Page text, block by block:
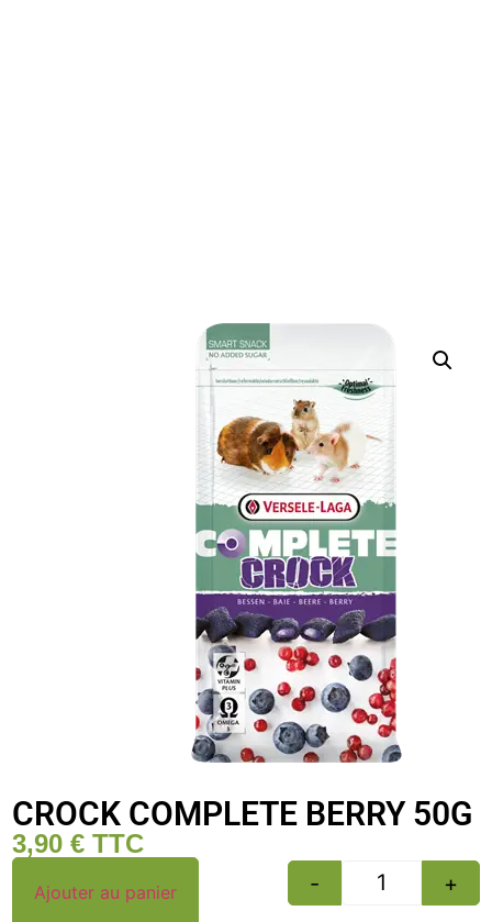
CROCK COMPLETE BERRY 50G
3,90€ TTC
- +
Ajouter au panier